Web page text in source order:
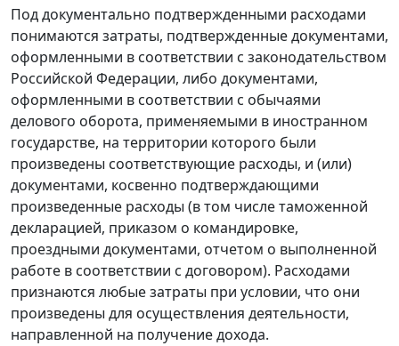
Под документально подтвержденными расходами
понимаются затраты, подтвержденные документами,
оформленными в соответствии с законодательством
Российской Федерации, либо документами,
оформленными в соответствии с обычаями
делового оборота, применяемыми в иностранном
государстве, на территории которого были
произведены соответствующие расходы, и (или)
документами, косвенно подтверждающими
произведенные расходы (в том числе таможенной
декларацией, приказом о командировке,
проездными документами, отчетом о выполненной
работе в соответствии с договором). Расходами
признаются любые затраты при условии, что они
произведены для осуществления деятельности,
направленной на получение дохода.